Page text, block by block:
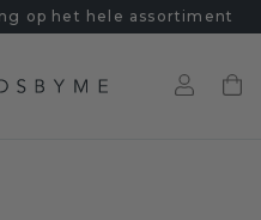
op het hele assortiment